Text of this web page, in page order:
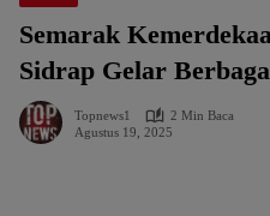
Semarak
Sidrap Gelar
Topnews1
2 Min Baca
Agustus 19, 2025